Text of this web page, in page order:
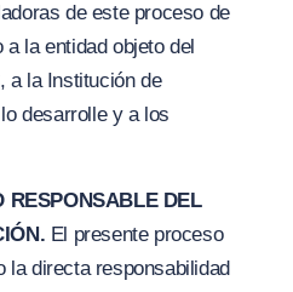
de este proceso de
la entidad objeto del
a la Institución de
desarrolle y a los
RESPONSABLE DEL
El presente proceso
directa responsabilidad